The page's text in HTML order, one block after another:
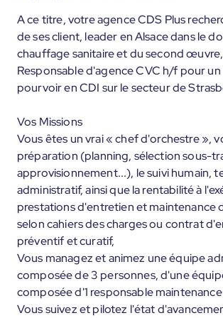
A ce titre, votre agence CDS Plus
de ses client, leader en Alsace dans le
chauffage sanitaire et du second
Responsable d'agence CVC h/f pour
pourvoir en CDI sur le secteur de
Vos Missions
Vous êtes un vrai « chef d'orchestre »,
préparation (planning, sélection sous-
approvisionnement...), le suivi humain,
administratif, ainsi que la rentabilité à
prestations d'entretien et maintenance
selon cahiers des charges ou contrat
préventif et curatif,
Vous managez et animez une équipe
composée de 3 personnes, d'une
composée d'1 responsable
Vous suivez et pilotez l'état